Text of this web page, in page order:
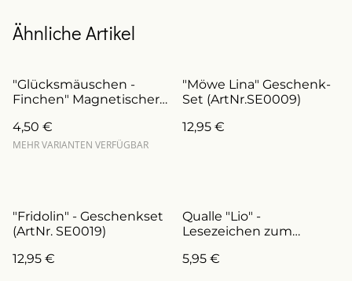
Ähnliche Artikel
"Glücksmäuschen -
Finchen" Magnetischer
Anstecknadel
(ArtNr.B0007/a)
4,50 €
MEHR VARIANTEN VERFÜGBAR
"Möwe Lina" Geschenk-
Set (ArtNr.SE0009)
12,95 €
"Fridolin" - Geschenkset
(ArtNr. SE0019)
12,95 €
Qualle "Lio" -
Lesezeichen zum
(ArtNr.L0020)
5,95 €